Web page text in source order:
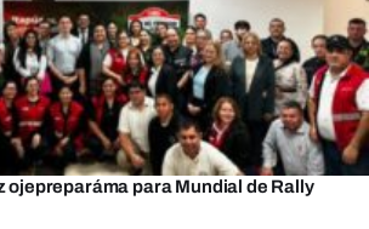
ojepreparáma para Mundial de Rally